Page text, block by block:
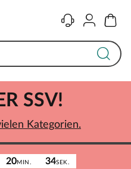
KontaktKonto
20MIN. 34SEK.
SSV!
Kategorien.